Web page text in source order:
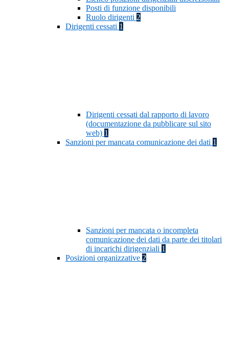
Posti di funzione disponibili
Ruolo dirigenti 2
Dirigenti cessati 1
Dirigenti cessati dal rapporto di lavoro
(documentazione da pubblicare sul sito
web) 1
Sanzioni per mancata comunicazione dei dati 1
Sanzioni per mancata o incompleta
comunicazione dei dati da parte dei titolari
di incarichi dirigenziali 1
Posizioni organizzative 2